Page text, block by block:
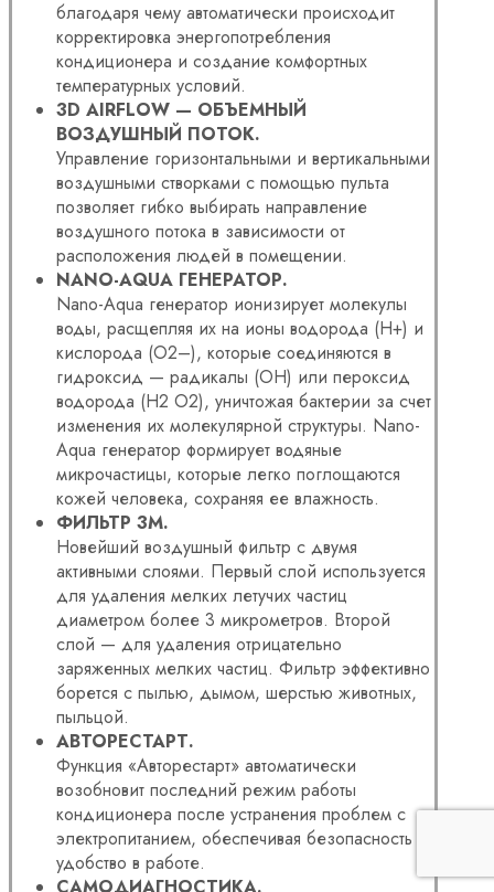
благодаря чему автоматически происходит
корректировка энергопотребления
кондиционера и создание комфортных
температурных условий.
3D AIRFLOW — ОБЪЕМНЫЙ
ВОЗДУШНЫЙ ПОТОК.
Управление горизонтальными и вертикальными
воздушными створками с помощью пульта
позволяет гибко выбирать направление
воздушного потока в зависимости от
расположения людей в помещении.
NANO-AQUA ГЕНЕРАТОР.
Nano-Aqua генератор ионизирует молекулы
воды, расщепляя их на ионы водорода (H+) и
кислорода (O2–), которые соединяются в
гидроксид — радикалы (OH) или пероксид
водорода (H2 O2), уничтожая бактерии за счет
изменения их молекулярной структуры. Nano-
Aqua генератор формирует водяные
микрочастицы, которые легко поглощаются
кожей человека, сохраняя ее влажность.
ФИЛЬТР 3М.
Новейший воздушный фильтр с двумя
активными слоями. Первый слой используется
для удаления мелких летучих частиц
диаметром более 3 микрометров. Второй
слой — для удаления отрицательно
заряженных мелких частиц. Фильтр эффективно
борется с пылью, дымом, шерстью животных,
пыльцой.
АВТОРЕСТАРТ.
Функция «Авторестарт» автоматически
возобновит последний режим работы
кондиционера после устранения проблем с
электропитанием, обеспечивая безопасность и
удобство в работе.